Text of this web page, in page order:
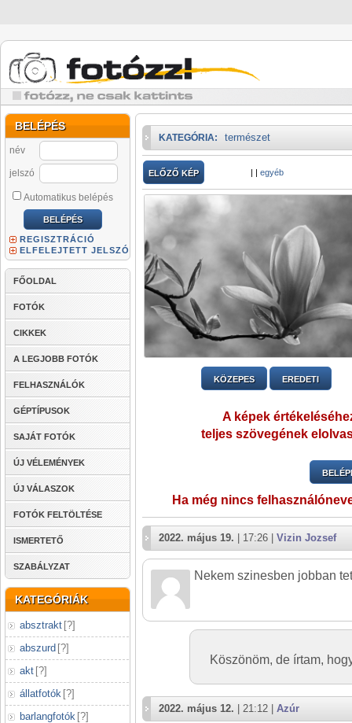
BELÉPÉS
név
jelszó
Automatikus belépés
REGISZTRÁCIÓ
ELFELEJTETT JELSZÓ
FŐOLDAL
FOTÓK
CIKKEK
A LEGJOBB FOTÓK
FELHASZNÁLÓK
GÉPTÍPUSOK
SAJÁT FOTÓK
ÚJ VÉLEMÉNYEK
ÚJ VÁLASZOK
FOTÓK FELTÖLTÉSE
ISMERTETŐ
SZABÁLYZAT
KATEGÓRIÁK
absztrakt [?]
abszurd [?]
akt [?]
állatfotók [?]
barlangfotók [?]
KATEGÓRIA: természet
ELŐZŐ KÉP | | egyéb
KÖZEPES EREDETI
A képek
teljes szövegének
Ha még nincs
2022. május 19. | 17:26 | Vizin Jozsef
Nekem szinesben jobban
Köszönöm, de írtam,
2022. május 12. | 21:12 | Azúr